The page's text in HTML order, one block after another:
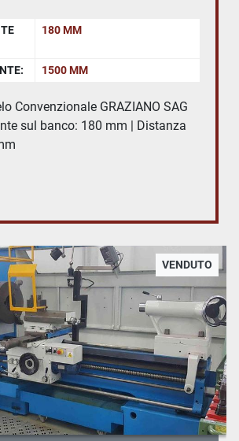
180 MM
1500 MM
Convenzionale GRAZIANO SAG
sul banco: 180 mm | Distanza
VENDUTO